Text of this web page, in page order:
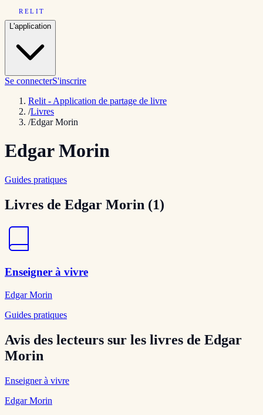
RELIT
L'application
Se connecterS'inscrire
Relit - Application de partage de livre
/Livres
/Edgar Morin
Edgar Morin
Guides pratiques
Livres de Edgar Morin (1)
Enseigner à vivre
Edgar Morin
Guides pratiques
Avis des lecteurs sur les livres de Edgar
Morin
Enseigner à vivre
Edgar Morin